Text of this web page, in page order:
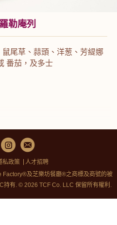
勒庵列
尾草、蒜頭、洋葱、芳緹娜
番茄，及多士
私政策
人才招聘
Factory®及芝樂坊餐廳®之商標及商號的被
持有. © 2026 TCF Co. LLC 保留所有權利.